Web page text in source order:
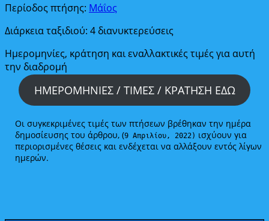
Περίοδος πτήσης: Μάΐος
Διάρκεια ταξιδιού: 4 διανυκτερεύσεις
Ημερομηνίες, κράτηση και εναλλακτικές τιμές για αυτή
την διαδρομή
ΗΜΕΡΟΜΗΝΙΕΣ / ΤΙΜΕΣ / ΚΡΑΤΗΣΗ ΕΔΩ
Οι συγκεκριμένες τιμές των πτήσεων βρέθηκαν την ημέρα
δημοσίευσης του άρθρου, (9 Απριλίου, 2022) ισχύουν για
περιορισμένες θέσεις και ενδέχεται να αλλάξουν εντός λίγων
ημερών.